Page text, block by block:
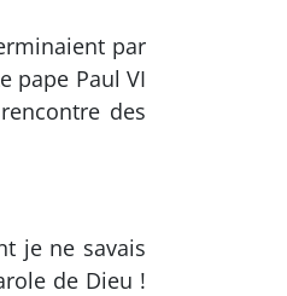
par
pape Paul VI
des
je ne savais
de Dieu !